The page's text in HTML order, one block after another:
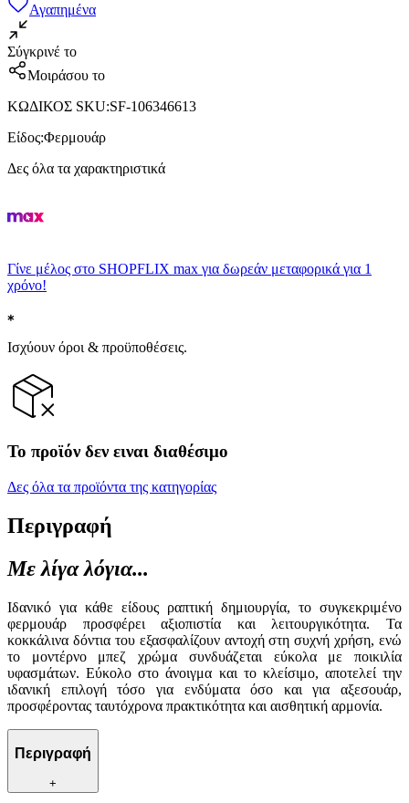
Αγαπημένα
Σύγκρινέ το
Μοιράσου το
ΚΩΔΙΚΟΣ SKU:SF-106346613
Είδος:Φερμουάρ
Δες όλα τα χαρακτηριστικά
Γίνε μέλος στο SHOPFLIX max για δωρεάν μεταφορικά για 1
χρόνο!
Ισχύουν όροι & προϋποθέσεις.
Το προϊόν δεν ειναι διαθέσιμο
Δες όλα τα προϊόντα της κατηγορίας
Περιγραφή
Με λίγα λόγια...
Ιδανικό για κάθε είδους ραπτική δημιουργία, το συγκεκριμένο
φερμουάρ προσφέρει αξιοπιστία και λειτουργικότητα. Τα
κοκκάλινα δόντια του εξασφαλίζουν αντοχή στη συχνή χρήση, ενώ
το μοντέρνο μπεζ χρώμα συνδυάζεται εύκολα με ποικιλία
υφασμάτων. Εύκολο στο άνοιγμα και το κλείσιμο, αποτελεί την
ιδανική επιλογή τόσο για ενδύματα όσο και για αξεσουάρ,
προσφέροντας ταυτόχρονα πρακτικότητα και αισθητική αρμονία.
Περιγραφή
+